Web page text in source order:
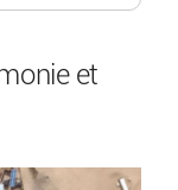
et